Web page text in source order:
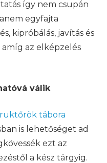
így nem csupán
egyfajta
kipróbálás, javítás és
amíg az elképzelés
válik
tábora
is lehetőséget ad
ezt az
a kész tárgyig.